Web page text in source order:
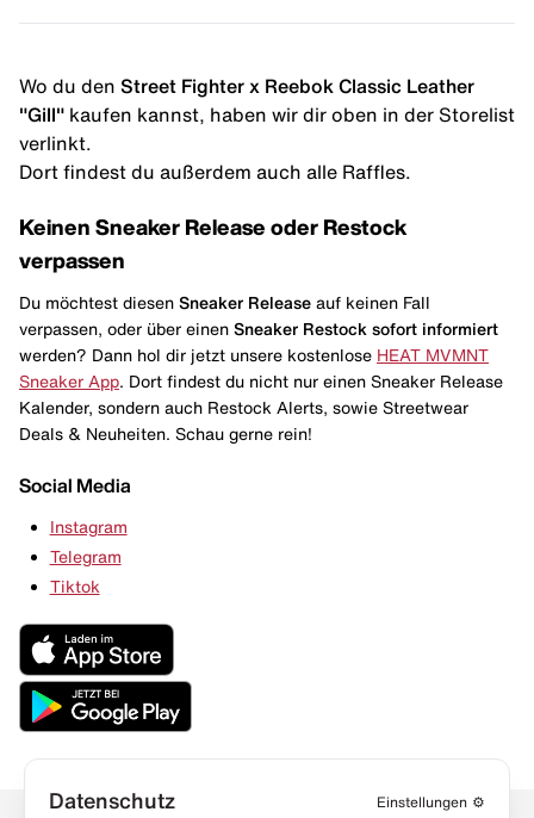
Wo du den Street Fighter x Reebok Classic Leather
"Gill" kaufen kannst, haben wir dir oben in der Storelist
verlinkt.
Dort findest du außerdem auch alle Raffles.
Keinen Sneaker Release oder Restock
verpassen
Du möchtest diesen Sneaker Release auf keinen Fall
verpassen, oder über einen Sneaker Restock sofort informiert
werden? Dann hol dir jetzt unsere kostenlose HEAT MVMNT
Sneaker App . Dort findest du nicht nur einen Sneaker Release
Kalender, sondern auch Restock Alerts, sowie Streetwear
Deals & Neuheiten. Schau gerne rein!
Social Media
Instagram
Telegram
Tiktok
Datenschutz Einstellungen ⚙️